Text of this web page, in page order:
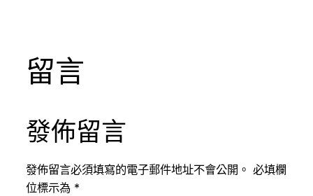
留言
發佈留言
發佈留言必須填寫的電子郵件地址不會公開。 必填欄
位標示為 *